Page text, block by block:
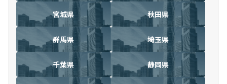
宮城県 秋田県
群馬県 埼玉県
千葉県 静岡県